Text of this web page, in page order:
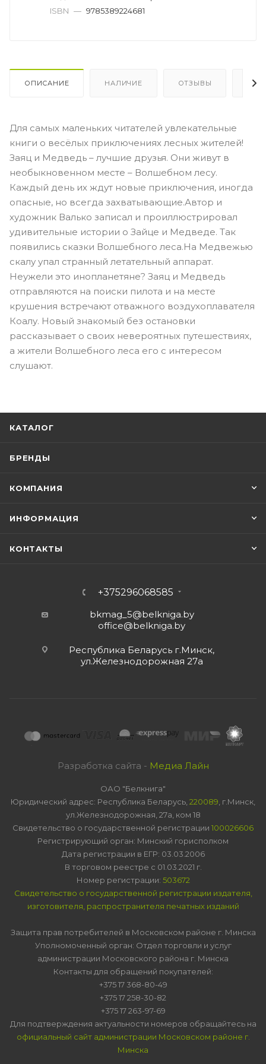
ISBN — 9785389224681
ОПИСАНИЕ НАЛИЧИЕ ОТЗЫВЫ
Для самых маленьких читателей увлекательные
книги о весёлых приключениях лесных жителей!
Заяц и Медведь – лучшие друзья. Они живут в
необыкновенном месте – Волшебном лесу.
Каждый день их ждут новые приключения, иногда
опасные, но всегда захватывающие.Автор и
художник Валько записал и проиллюстрировал
удивительные истории о Зайце и Медведе. Так
появились cказки Волшебного леса.На Медвежью
скалу упал странный летательный аппарат.
Неужели это инопланетяне? Заяц и Медведь
отправляются на поиски пилота и на месте
крушения встречают отважного воздухоплавателя
Коалу. Новый знакомый без остановки
рассказывает о своих невероятных путешествиях,
а жители Волшебного леса его с интересом
слушают.
КАТАЛОГ
БРЕНДЫ
КОМПАНИЯ
ИНФОРМАЦИЯ
КОНТАКТЫ
+375296068585
bkmag_5@belkniga.by
office@belkniga.by
Республика Беларусь г.Минск,
ул.Железнодорожная 27а
Разработка сайта - Медиа Лайн
ОАО "Белкнига"
Юридический адрес: Республика Беларусь, 220089 , г.Минск,
ул.Железнодорожная, 27а, ком 18
Свидетельство о государственной регистрации 100026606
Регистрирующий орган: Минский горисполком
Дата регистрации в ЕГР: 03.03.2006
В торговом реестре с 01.03.2021 г.
Номер регистрации: 503672
Свидетельство о государственной регистрации издателя,
изготовителя, распространителя печатных изданий
Защита прав потребителей в Московском районе г. Минска
Уполномоченный орган: Отдел торговли и услуг
администрации Московского района г. Минска
Контакты для обращений покупателей:
+375 17 368-80-49
+375 17 258-30-82
+375 17 263-97-69
Для подтверждения актуальности номеров обращайтесь на
официальный сайт администрации Московском районе г.
Минска